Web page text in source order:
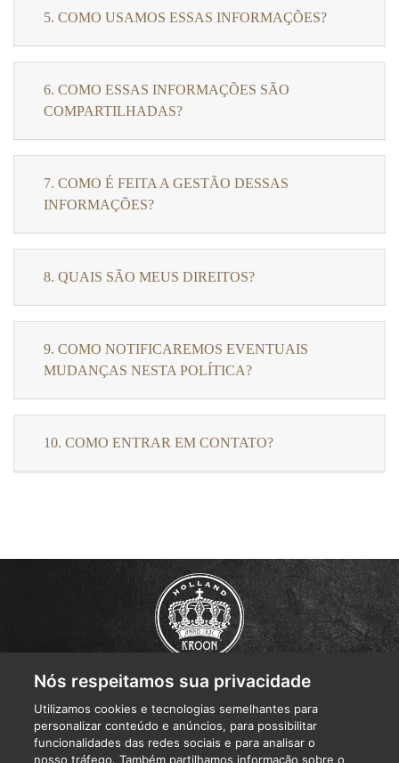
5. COMO USAMOS ESSAS INFORMAÇÕES?
6. COMO ESSAS INFORMAÇÕES SÃO
COMPARTILHADAS?
7. COMO É FEITA A GESTÃO DESSAS
INFORMAÇÕES?
8. QUAIS SÃO MEUS DIREITOS?
9. COMO NOTIFICAREMOS EVENTUAIS
MUDANÇAS NESTA POLÍTICA?
10. COMO ENTRAR EM CONTATO?
QUEM SOMOS
NOSSOS QUEIJOS
TUDO SOBRE QUEIJO
RECEITAS
Nós respeitamos sua privacidade
Utilizamos cookies e tecnologias semelhantes para
personalizar conteúdo e anúncios, para possibilitar
funcionalidades das redes sociais e para analisar o
nosso tráfego. Também partilhamos informação sobre o